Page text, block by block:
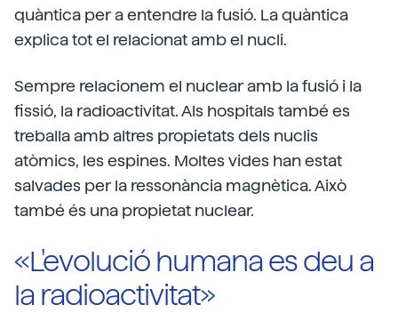
quàntica per a entendre la fusió. La quàntica
explica tot el relacionat amb el nucli.
Sempre relacionem el nuclear amb la fusió i la
fissió, la radioactivitat. Als hospitals també es
treballa amb altres propietats dels nuclis
atòmics, les espines. Moltes vides han estat
salvades per la ressonància magnètica. Això
també és una propietat nuclear.
«L'evolució humana es deu a
la radioactivitat»